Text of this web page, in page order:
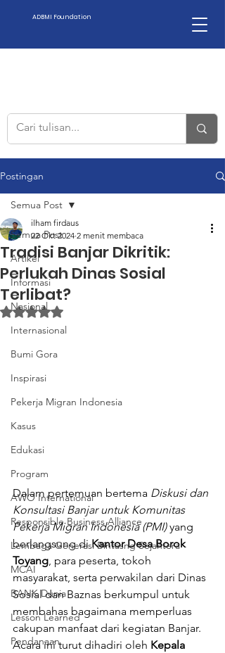
ADBMI Foundation
Postingan
Semua Post
Artikel
Informasi
Nasional
Internasional
Bumi Gora
Inspirasi
Pekerja Migran Indonesia
Kasus
Edukasi
Program
AWO International
Responsible Business Alliance
Lembaga Generasi Bintasng Sejahtera
MCAI
BANK Dunia
Lesson Learned
Pendanaan
Semua Post
Tradisi Banjar Dikritik:
Perlukah Dinas Sosial
Terlibat?
ilham firdaus
22 Okt 2024 2 menit membaca
Dinilai NaN dari 5 bintang.
Dalam pertemuan bertema Diskusi dan
Konsultasi Banjar untuk Komunitas
Pekerja Migran Indonesia (PMI) yang
berlangsung di Kantor Desa Borok
Toyang, para peserta, tokoh
masyarakat, serta perwakilan dari Dinas
Sosial dan Baznas berkumpul untuk
membahas bagaimana memperluas
cakupan manfaat dari kegiatan Banjar.
Acara ini turut dihadiri oleh Kepala